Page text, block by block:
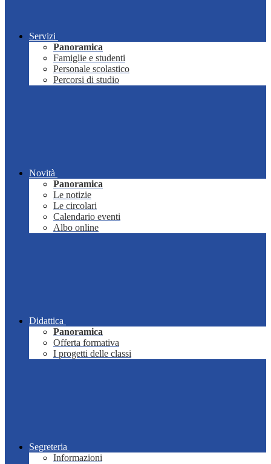
Servizi
Panoramica
Famiglie e studenti
Personale scolastico
Percorsi di studio
Novità
Panoramica
Le notizie
Le circolari
Calendario eventi
Albo online
Didattica
Panoramica
Offerta formativa
I progetti delle classi
Segreteria
Informazioni